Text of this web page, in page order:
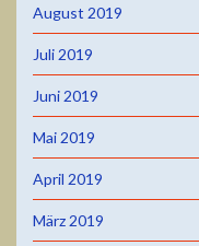
August 2019
Juli 2019
Juni 2019
Mai 2019
April 2019
März 2019